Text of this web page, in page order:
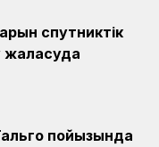
спутниктік
пойызында